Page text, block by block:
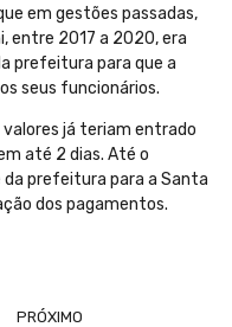
em gestões passadas,
entre 2017 a 2020, era
prefeitura para que a
seus funcionários.
valores já teriam entrado
até 2 dias. Até o
prefeitura para a Santa
dos pagamentos.
PRÓXIMO